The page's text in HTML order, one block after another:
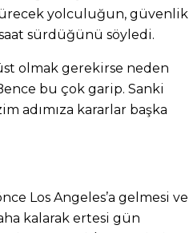
yolculuğun, güvenlik
sürdüğünü söyledi.
olmak gerekirse neden
bu çok garip. Sanki
adımıza kararlar başka
Los Angeles’a gelmesi ve
kalarak ertesi gün